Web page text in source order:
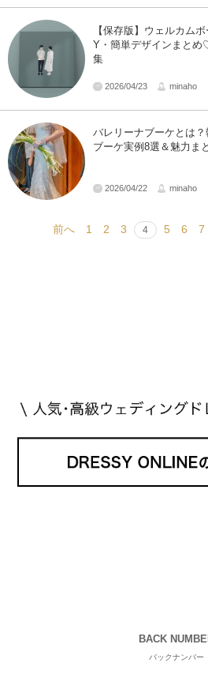
【保存版】ウェルカム
Y・簡単デザインまと
集
2026/04/23 minaho
バレリーナブーケとは
ブーケ実例8選＆魅力ま
2026/04/22 minaho
前へ 1 2 3 4 5 6 7
BACK
バックナンバー